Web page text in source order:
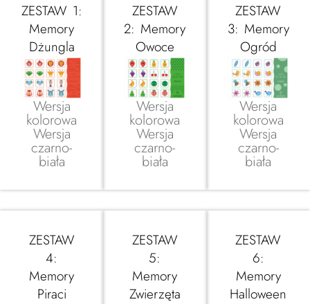
ZESTAW 1:
Memory
Dżungla
Wersja
kolorowa
Wersja
czarno-
biała
ZESTAW
2: Memory
Owoce
Wersja
kolorowa
Wersja
czarno-
biała
ZESTAW
3: Memory
Ogród
Wersja
kolorowa
Wersja
czarno-
biała
ZESTAW
4:
Memory
Piraci
ZESTAW
5:
Memory
Zwierzęta
ZESTAW
6:
Memory
Halloween